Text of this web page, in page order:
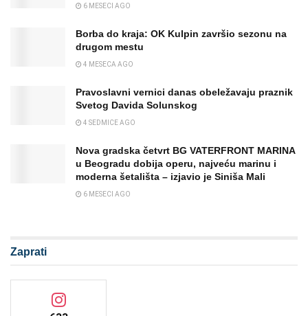
6 MESECI AGO
Borba do kraja: OK Kulpin završio sezonu na
drugom mestu
4 MESECA AGO
Pravoslavni vernici danas obeležavaju praznik
Svetog Davida Solunskog
4 SEDMICE AGO
Nova gradska četvrt BG VATERFRONT MARINA
u Beogradu dobija operu, najveću marinu i
moderna šetališta – izjavio je Siniša Mali
6 MESECI AGO
Zaprati